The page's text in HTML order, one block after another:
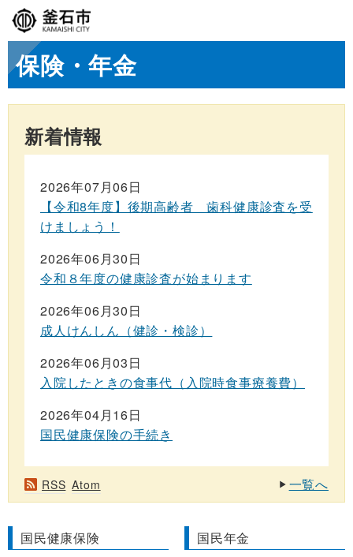
保険・年金
新着情報
2026年07月06日
【令和8年度】後期高齢者 歯科健康診査を受
けましょう！
2026年06月30日
令和８年度の健康診査が始まります
2026年06月30日
成人けんしん（健診・検診）
2026年06月03日
入院したときの食事代（入院時食事療養費）
2026年04月16日
国民健康保険の手続き
一覧へ
RSS Atom
国民健康保険
国民年金